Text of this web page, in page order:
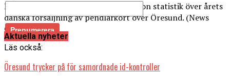
DSB har ännu inte sammanställt någon statistik över årets
danska försäljning av pendlarkort över Öresund. (News
Øresund)
Läs också:
Öresund trycker på för samordnade id-kontroller
Aktuella nyheter